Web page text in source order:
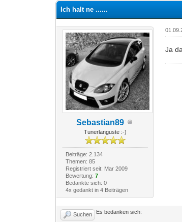
Ich halt ne ......
Sebastian89
Tunerlanguste :-)
Beiträge: 2.134
Themen: 85
Registriert seit: Mar 2009
Bewertung: 7
Bedankte sich: 0
4x gedankt in 4 Beiträgen
Ja
Suchen Es bedanken sich: